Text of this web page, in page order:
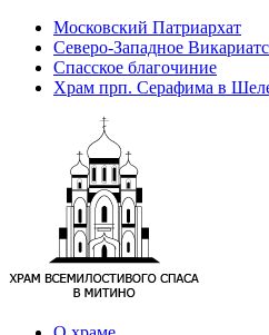
Московский Патриархат
Северо-Западное
Спасское благочиние
Храм прп. Серафима в